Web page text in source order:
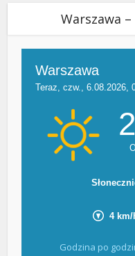
Warszawa
Godzina po